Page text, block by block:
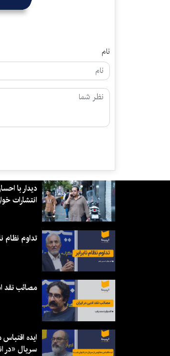
نام
دیدار با
انتشارات
تداوم نظام
مصائب نقد
ایده
سریال «در